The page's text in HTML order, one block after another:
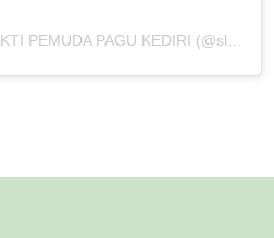
A post shared by SLB BHAKTI PEMUDA PAGU KEDIRI (@slb_bp_pagu)